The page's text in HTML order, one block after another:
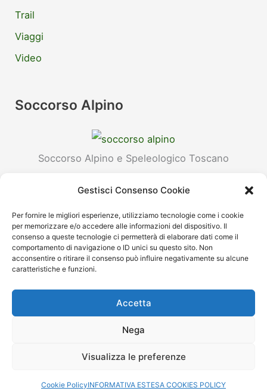
Gestisci Consenso Cookie
Per fornire le migliori esperienze, utilizziamo tecnologie come i cookie
per memorizzare e/o accedere alle informazioni del dispositivo. Il
consenso a queste tecnologie ci permetterà di elaborare dati come il
comportamento di navigazione o ID unici su questo sito. Non
acconsentire o ritirare il consenso può influire negativamente su alcune
caratteristiche e funzioni.
Accetta
Nega
Visualizza le preferenze
Cookie PolicyINFORMATIVA ESTESA COOKIES POLICY
Trail
Viaggi
Video
Soccorso Alpino
Soccorso Alpino e Speleologico Toscano
Reperibilità H24:
118
Copyright 2021©
Trekking point di Caporalini Marco
Tel. 0575 381408 - Email:info@trekkingpoint.com- P. Iva e C.F. 02272980513